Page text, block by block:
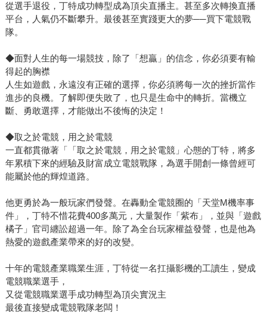
從選手退役，丁特成功轉型成為頂尖直播主。甚至多次轉換直播
平台，人氣仍不斷攀升。最後甚至實踐更大的夢──買下電競戰
隊。
◆面對人生的每一場競技，除了「想贏」的信念，你必須要有輸
得起的胸襟
人生如遊戲，永遠沒有正確的選擇，你必須將每一次的挫折當作
進步的良機。了解即便失敗了，也只是生命中的轉折。當機立
斷、勇敢選擇，才能做出不後悔的決定！
◆取之於電競，用之於電競
一直都貫徹著「「取之於電競，用之於電競」心態的丁特，將多
年累積下來的經驗及財富成立電競戰隊，為選手開創一條曾經可
能屬於他的輝煌道路。
他更勇於為一般玩家們發聲。在轟動全電競圈的「天堂M機率事
件」，丁特不惜花費400多萬元，大量製作「紫布」，並與「遊戲
橘子」官司纏訟超過一年。除了為全台玩家權益發聲，也是他為
熱愛的遊戲產業帶來的好的改變。
十年的電競產業職業生涯，丁特從一名扛攝影機的工讀生，變成
電競職業選手，
又從電競職業選手成功轉型為頂尖實況主
最後直接變成電競戰隊老闆！